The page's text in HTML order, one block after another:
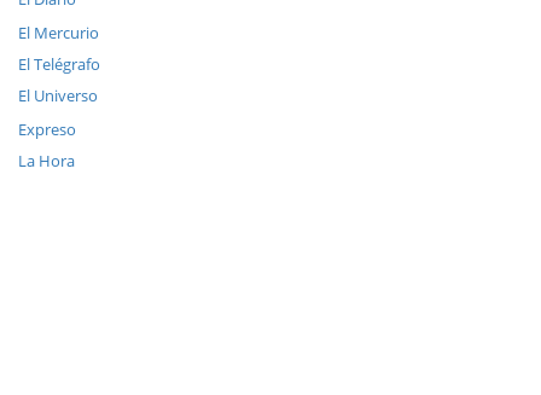
El Mercurio
El Telégrafo
El Universo
Expreso
La Hora